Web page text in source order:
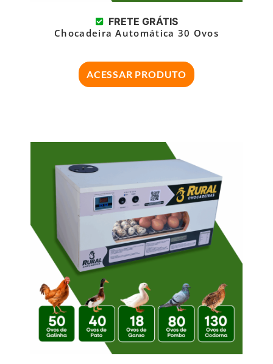
FRETE GRÁTIS
Chocadeira Automática 30 Ovos
ACESSAR PRODUTO